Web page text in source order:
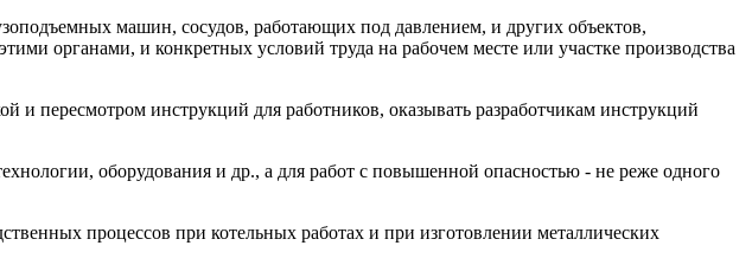
машин, сосудов, работающих под давлением, и других объектов,
органами, и конкретных условий труда на рабочем месте или участке производства
и пересмотром инструкций для работников, оказывать разработчикам инструкций
оборудования и др., а для работ с повышенной опасностью - не реже одного
процессов при котельных работах и при изготовлении металлических